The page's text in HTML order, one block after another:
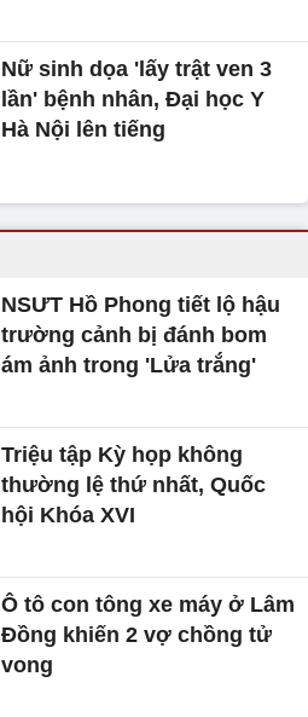
Nữ sinh dọa 'lấy trật ven 3
lần' bệnh nhân, Đại học Y
Hà Nội lên tiếng
NSƯT Hồ Phong tiết lộ hậu
trường cảnh bị đánh bom
ám ảnh trong 'Lửa trắng'
Triệu tập Kỳ họp không
thường lệ thứ nhất, Quốc
hội Khóa XVI
Ô tô con tông xe máy ở Lâm
Đồng khiến 2 vợ chồng tử
vong